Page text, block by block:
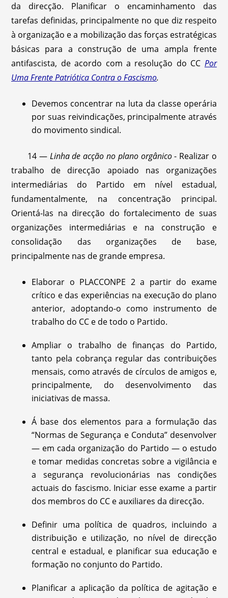
da direcção. Planificar o encaminhamento das
tarefas definidas, principalmente no que diz respeito
à organização e a mobilização das forças estratégicas
básicas para a construção de uma ampla frente
antifascista, de acordo com a resolução do CC Por
Uma Frente Patriótica Contra o Fascismo.
Devemos concentrar na luta da classe operária
por suas reivindicações, principalmente através
do movimento sindical.
14 — Linha de acção no plano orgânico- Realizar o
trabalho de direcção apoiado nas organizações
intermediárias do Partido em nível estadual,
fundamentalmente, na concentração principal.
Orientá-las na direcção do fortalecimento de suas
organizações intermediárias e na construção e
consolidação das organizações de base,
principalmente nas de grande empresa.
Elaborar o PLACCONPE 2 a partir do exame
crítico e das experiências na execução do plano
anterior, adoptando-o como instrumento de
trabalho do CC e de todo o Partido.
Ampliar o trabalho de finanças do Partido,
tanto pela cobrança regular das contribuições
mensais, como através de círculos de amigos e,
principalmente, do desenvolvimento das
iniciativas de massa.
Á base dos elementos para a formulação das
“Normas de Segurança e Conduta” desenvolver
— em cada organização do Partido — o estudo
e tomar medidas concretas sobre a vigilância e
a segurança revolucionárias nas condições
actuais do fascismo. Iniciar esse exame a partir
dos membros do CC e auxiliares da direcção.
Definir uma política de quadros, incluindo a
distribuição e utilização, no nível de direcção
central e estadual, e planificar sua educação e
formação no conjunto do Partido.
Planificar a aplicação da política de agitação e